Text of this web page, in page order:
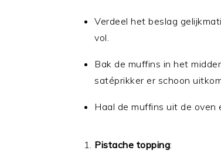
Verdeel het beslag
vol.
Bak de muffins in het
satéprikker er schoon
Haal de muffins uit de oven
Pistache topping: